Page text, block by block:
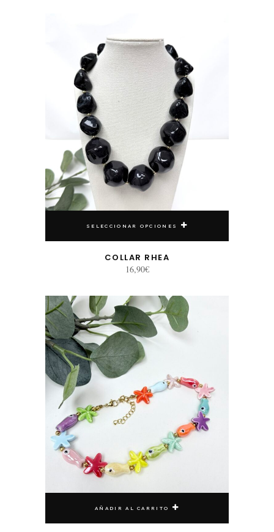
SELECCIONAR OPCIONES
COLLAR RHEA
16,90€
AÑADIR AL CARRITO